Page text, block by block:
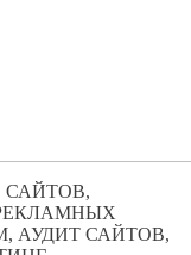
САЙТОВ,
АУДИТ САЙТОВ,